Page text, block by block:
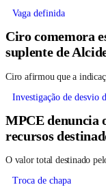
Vaga definida
Ciro comemora
suplente de
Ciro afirmou que a
Investigação de desvio
MPCE denuncia
recursos
O valor total destinado
Troca de chapa